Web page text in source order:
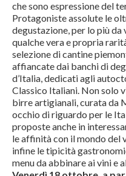
che sono espressione del
Protagoniste assolute le
degustazione, per lo più
qualche vera e propria
selezione di cantine
affiancate dai banchi di
d’Italia, dedicati agli
Classico Italiani. Non solo
birre artigianali, curata da
occhio di riguardo per le
proposte anche in
le affinità con il mondo del
infine le tipicità
menu da abbinare ai vini e